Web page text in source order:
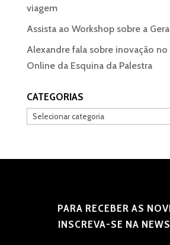
viagem
Assista ao Workshop sobre a
Alexandre fala sobre inovação no
Online da Esquina da Palestra
CATEGORIAS
Categorias
PARA RECEBER AS
INSCREVA-SE NA